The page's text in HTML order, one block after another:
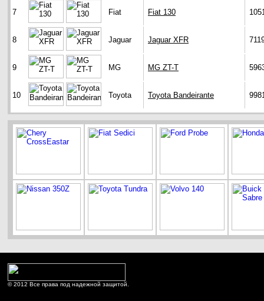
7 Fiat Fiat 130
8 Jaguar Jaguar XFR
9 MG MG ZT-T
10 Toyota Toyota Bandeirante
© 2012 Все права под надежной защитой.